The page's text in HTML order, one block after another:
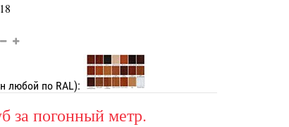
любой по RAL):
за погонный метр.